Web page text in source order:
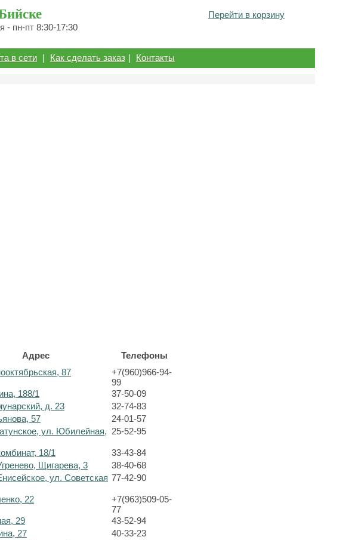
- пн-пт 8:30-17:30
Перейти в корзину
в сети | Как сделать заказ | Контакты
Адрес
Телефоны
87
+7(960)966-94-
99
188/1
37-50-09
д. 23
32-74-83
57
24-01-57
ул. Юбилейная, 25-52-95
18/1
33-43-84
Щигарева, 3
38-40-68
ул. Советская 77-42-90
22
+7(963)509-05-
77
29
43-52-94
27
40-33-23